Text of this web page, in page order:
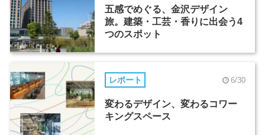
五感でめぐる、金沢デザイン
旅。建築・工芸・香りに出会う4
つのスポット
レポート 6/30
変わるデザイン、変わるコワー
キングスペース